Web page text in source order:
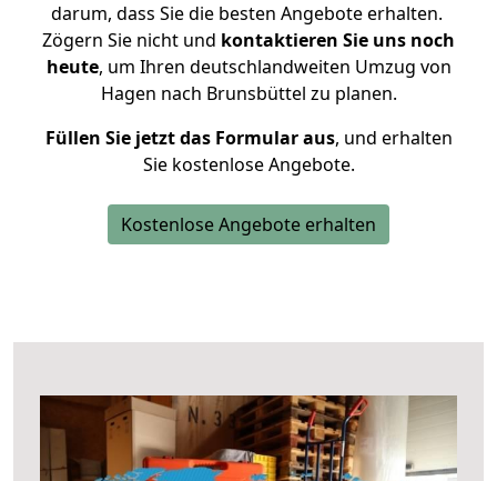
darum, dass Sie die besten Angebote erhalten.
Zögern Sie nicht und kontaktieren Sie uns noch
heute, um Ihren deutschlandweiten Umzug von
Hagen nach Brunsbüttel zu planen.
Füllen Sie jetzt das Formular aus, und erhalten
Sie kostenlose Angebote.
Kostenlose Angebote erhalten